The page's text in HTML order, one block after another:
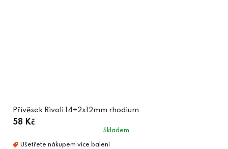
Přívěsek Rivoli 14+2x12mm rhodium
58 Kč
Skladem